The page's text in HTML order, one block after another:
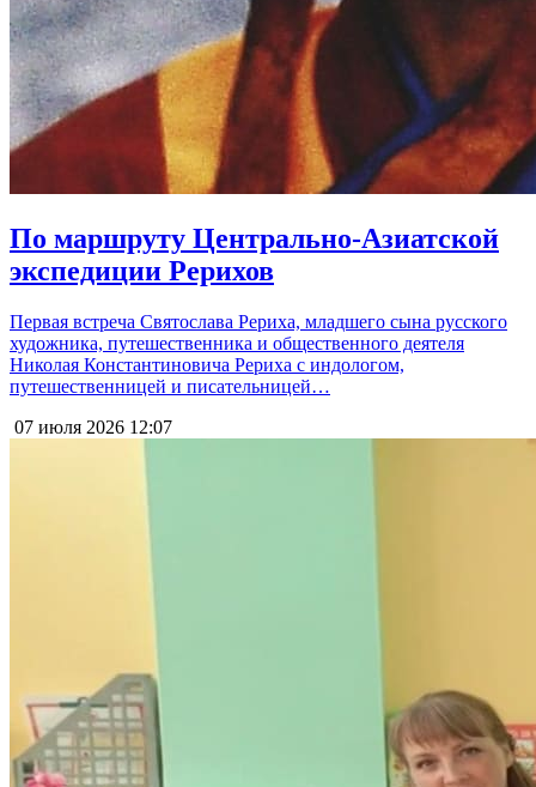
По маршруту Центрально-Азиатской
экспедиции Рерихов
Первая встреча Святослава Рериха, младшего сына русского
художника, путешественника и общественного деятеля
Николая Константиновича Рериха с индологом,
путешественницей и писательницей…
07 июля 2026 12:07